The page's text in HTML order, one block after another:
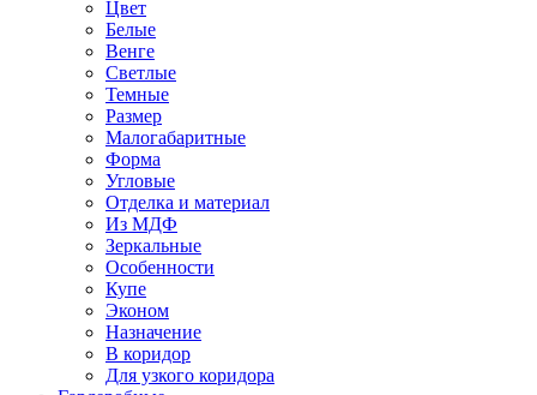
Цвет
Белые
Венге
Светлые
Темные
Размер
Малогабаритные
Форма
Угловые
Отделка и материал
Из МДФ
Зеркальные
Особенности
Купе
Эконом
Назначение
В коридор
Для узкого коридора